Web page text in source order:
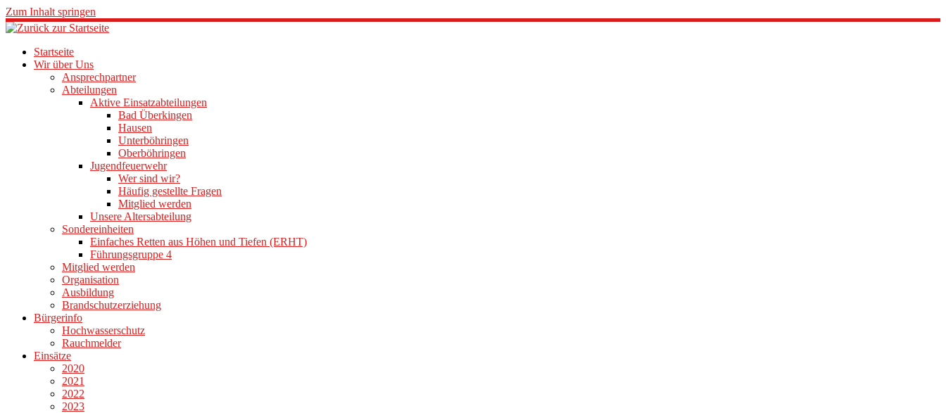
Zum Inhalt springen
Startseite
Wir über Uns
Ansprechpartner
Abteilungen
Aktive Einsatzabteilungen
Bad Überkingen
Hausen
Unterböhringen
Oberböhringen
Jugendfeuerwehr
Wer sind wir?
Häufig gestellte Fragen
Mitglied werden
Unsere Altersabteilung
Sondereinheiten
Einfaches Retten aus Höhen und Tiefen (ERHT)
Führungsgruppe 4
Mitglied werden
Organisation
Ausbildung
Brandschutzerziehung
Bürgerinfo
Hochwasserschutz
Rauchmelder
Einsätze
2020
2021
2022
2023